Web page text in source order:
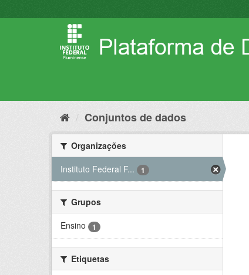
para
Conjuntos de dados
Organizações
Instituto Federal F...
1
Grupos
Ensino
1
Etiquetas